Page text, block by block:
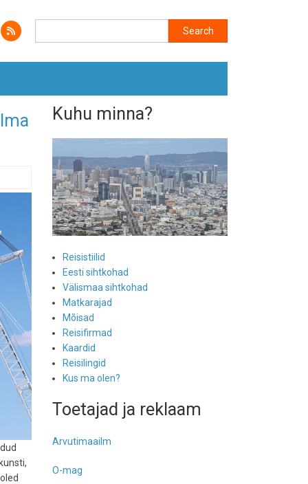
Kuhu minna?
Reisistiilid
Eesti sihtkohad
Välismaa sihtkohad
Matkarajad
Mõisad
Reisifirmad
Kaardid
Reisilingid
Kus ma olen?
Toetajad ja reklaam
Arvutimaailm
O-mag